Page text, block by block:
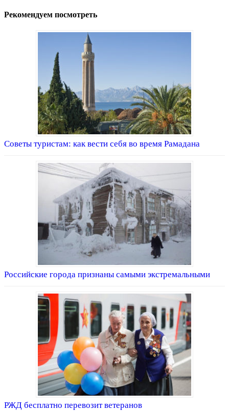
Рекомендуем посмотреть
Советы туристам: как вести себя во время Рамадана
Российские города признаны самыми экстремальными
РЖД бесплатно перевозит ветеранов